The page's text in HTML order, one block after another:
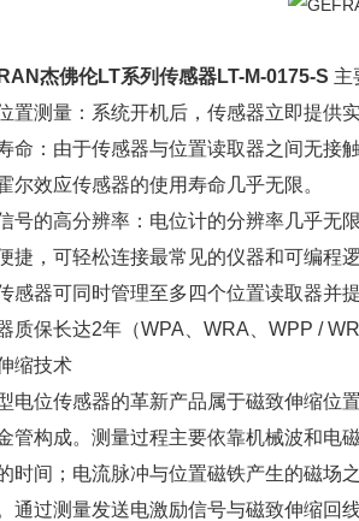
杰佛伦LT系列传感器LT-M-0175-S 主
置测量：系统开机后，传感器立即提供
命：由于传感器与位置读取器之间无接
尔效应传感器的使用寿命几乎无限。
号的高分辨率：电位计的分辨率几乎无
捷，可轻松连接最常见的仪器和可编程
感器可同时管理至多四个位置读取器并
质保长达2年（WPA、WRA、WPP /
缩技术
电位传感器的革新产品属于磁致伸缩位
管构成。测量过程主要依靠机械波和电
时间；电流脉冲与位置磁铁产生的磁场
通过测量发送电激励信号与磁致伸缩回